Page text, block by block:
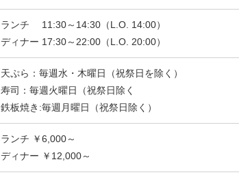
ランチ 11:30～14:30（L.O. 14:00）
ディナー 17:30～22:00（L.O. 20:00）
天ぷら：毎週水・木曜日（祝祭日を除く）
寿司：毎週火曜日（祝祭日除く
鉄板焼き:毎週月曜日（祝祭日除く）
ランチ ￥6,000～
ディナー ￥12,000～